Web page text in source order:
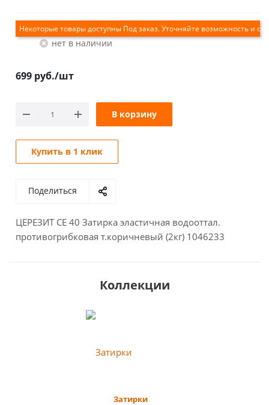
Екатеринбург
Нет в наличии
699 руб./шт
В корзину
Купить в 1 клик
Поделиться
ЦЕРЕЗИТ CE 40 Затирка эластичная водооттал.
противогрибковая т.коричневый (2кг) 1046233
Коллекции
Затирки